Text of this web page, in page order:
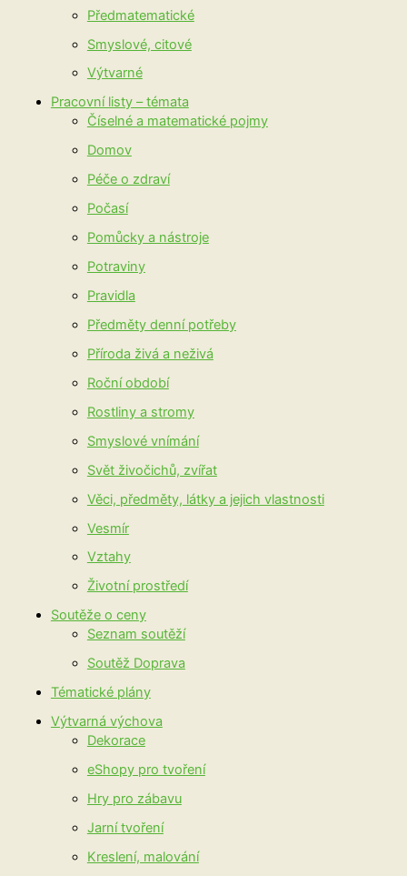
Předmatematické
Smyslové, citové
Výtvarné
Pracovní listy – témata
Číselné a matematické pojmy
Domov
Péče o zdraví
Počasí
Pomůcky a nástroje
Potraviny
Pravidla
Předměty denní potřeby
Příroda živá a neživá
Roční období
Rostliny a stromy
Smyslové vnímání
Svět živočichů, zvířat
Věci, předměty, látky a jejich vlastnosti
Vesmír
Vztahy
Životní prostředí
Soutěže o ceny
Seznam soutěží
Soutěž Doprava
Tématické plány
Výtvarná výchova
Dekorace
eShopy pro tvoření
Hry pro zábavu
Jarní tvoření
Kreslení, malování